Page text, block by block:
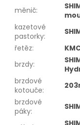
měnič:
kazetové
pastorky:
řetěz:
brzdy:
brzdové
kotouče:
brzdové
páky: